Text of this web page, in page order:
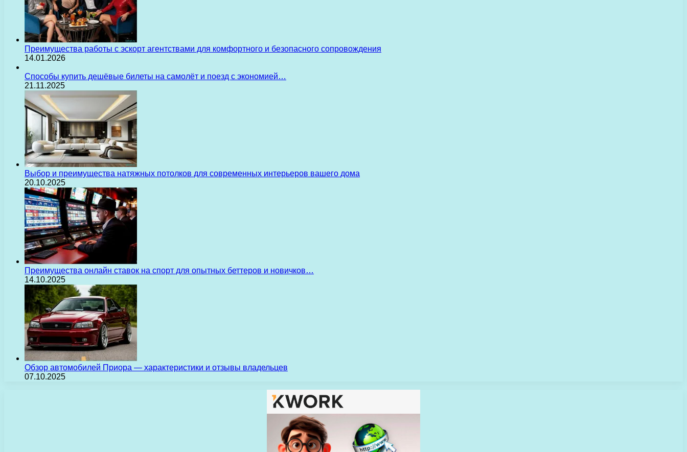
Преимущества работы с эскорт агентствами для комфортного и безопасного сопровождения
14.01.2026
Способы купить дешёвые билеты на самолёт и поезд с экономией…
21.11.2025
Выбор и преимущества натяжных потолков для современных интерьеров вашего дома
20.10.2025
Преимущества онлайн ставок на спорт для опытных беттеров и новичков…
14.10.2025
Обзор автомобилей Приора — характеристики и отзывы владельцев
07.10.2025